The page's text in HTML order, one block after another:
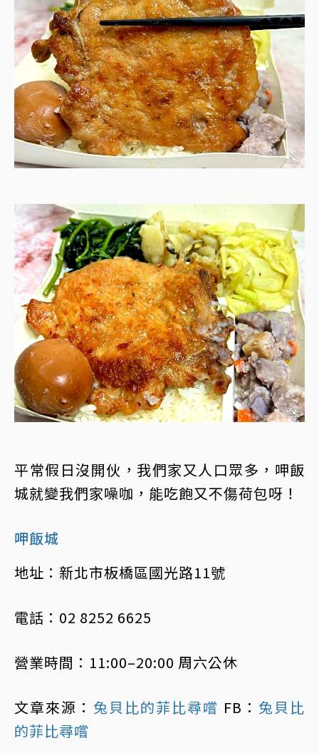
平常假日沒開伙，我們家又人口眾多，呷飯
城就變我們家噪咖，能吃飽又不傷荷包呀！
呷飯城
地址：新北市板橋區國光路11號
電話：02 8252 6625
營業時間：11:00–20:00 周六公休
文章來源： 兔貝比的菲比尋嚐 FB： 兔貝比
的菲比尋嚐